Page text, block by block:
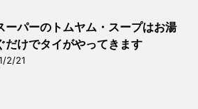
ーパーのトムヤム・スープはお湯
だけでタイがやってきます
2/21